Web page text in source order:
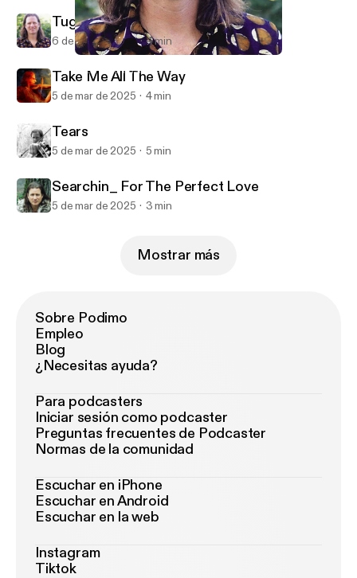
The World Fusion Show
Tug Of War
6 de mar de 2025 4 min
Take Me All The Way
5 de mar de 2025 4 min
Tears
5 de mar de 2025 5 min
Searchin_ For The Perfect Love
5 de mar de 2025 3 min
Mostrar más
Sobre Podimo
Empleo
Blog
¿Necesitas ayuda?
Para podcasters
Iniciar sesión como podcaster
Preguntas frecuentes de Podcaster
Normas de la comunidad
Escuchar en iPhone
Escuchar en Android
Escuchar en la web
Instagram
Tiktok